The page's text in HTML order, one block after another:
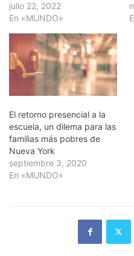
julio 22, 2022
En «MUNDO»
El retorno presencial a la
escuela, un dilema para las
familias más pobres de
Nueva York
septiembre 3, 2020
En «MUNDO»